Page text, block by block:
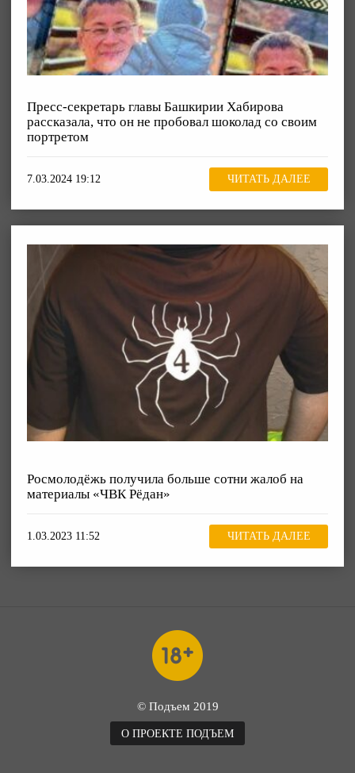
Пресс-секретарь главы Башкирии Хабирова
рассказала, что он не пробовал шоколад со своим
портретом
7.03.2024 19:12 ЧИТАТЬ ДАЛЕЕ
Росмолодёжь получила больше сотни жалоб на
материалы «ЧВК Рёдан»
1.03.2023 11:52 ЧИТАТЬ ДАЛЕЕ
© Подъем 2019
О ПРОЕКТЕ ПОДЪЕМ